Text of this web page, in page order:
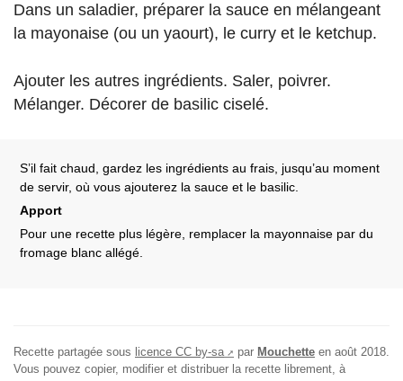
Dans un saladier, préparer la sauce en mélangeant
la mayonaise (ou un yaourt), le curry et le ketchup.
Ajouter les autres ingrédients. Saler, poivrer.
Mélanger. Décorer de basilic ciselé.
S’il fait chaud, gardez les ingrédients au frais, jusqu’au moment
de servir, où vous ajouterez la sauce et le basilic.
Apport
Pour une recette plus légère, remplacer la mayonnaise par du
fromage blanc allégé.
Recette partagée sous licence CC by-sa par Mouchette en août 2018
Vous pouvez copier, modifier et distribuer la recette librement, à